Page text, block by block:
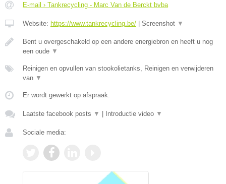
E-mail › Tankrecycling - Marc Van de Berckt bvba
Website: https://www.tankrecycling.be/ | Screenshot ▼
Bent u overgeschakeld op een andere energiebron en heeft u nog
een oude ▼
Reinigen en opvullen van stookolietanks, Reinigen en verwijderen
van ▼
Er wordt gewerkt op afspraak.
Laatste facebook posts ▼ | Introductie video ▼
Sociale media: